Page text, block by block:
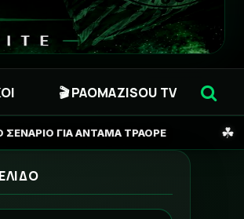
🎬 PAOMAZISOU TV
☘ ΑΝΟΙ«Χ»ΤΟΙ